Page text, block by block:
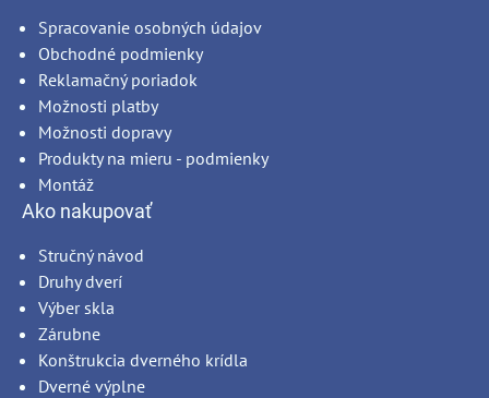
Spracovanie osobných údajov
Obchodné podmienky
Reklamačný poriadok
Možnosti platby
Možnosti dopravy
Produkty na mieru - podmienky
Montáž
Ako nakupovať
Stručný návod
Druhy dverí
Výber skla
Zárubne
Konštrukcia dverného krídla
Dverné výplne